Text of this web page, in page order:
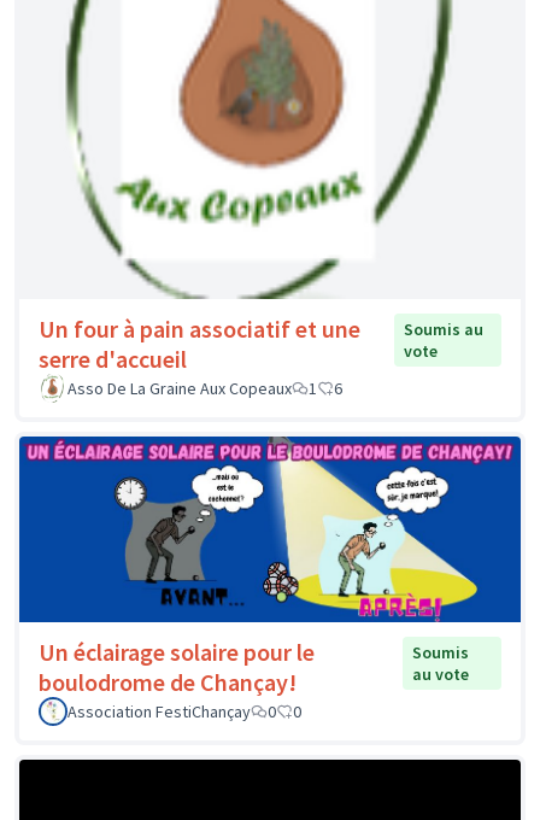
Un four à pain associatif et une
serre d'accueil
Soumis au
vote
Asso De La Graine Aux Copeaux
1 6
Un éclairage solaire pour le
boulodrome de Chançay!
Soumis
au vote
Association FestiChançay
0 0